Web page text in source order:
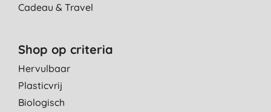
Cadeau & Travel
Shop op criteria
Hervulbaar
Plasticvrij
Biologisch